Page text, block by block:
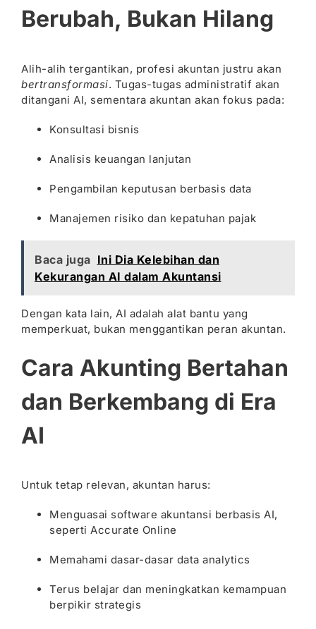
Berubah, Bukan Hilang
Alih-alih tergantikan, profesi akuntan justru akan
bertransformasi. Tugas-tugas administratif akan
ditangani AI, sementara akuntan akan fokus pada:
Konsultasi bisnis
Analisis keuangan lanjutan
Pengambilan keputusan berbasis data
Manajemen risiko dan kepatuhan pajak
Baca juga Ini Dia Kelebihan dan
Kekurangan AI dalam Akuntansi
Dengan kata lain, AI adalah alat bantu yang
memperkuat, bukan menggantikan peran akuntan.
Cara Akunting Bertahan
dan Berkembang di Era
AI
Untuk tetap relevan, akuntan harus:
Menguasai software akuntansi berbasis AI,
seperti Accurate Online
Memahami dasar-dasar data analytics
Terus belajar dan meningkatkan kemampuan
berpikir strategis